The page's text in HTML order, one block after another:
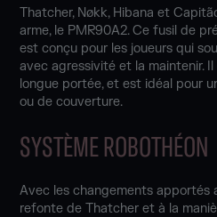
Thatcher, Nøkk, Hibana et
arme, le PMR90A2. Ce fusil de
est conçu pour les joueurs qui
avec agressivité et la maintenir.
longue portée, et est idéal pour
ou de couverture.
SYSTÈME ROBOTHÉON
Avec les changements apportés
refonte de Thatcher et à la